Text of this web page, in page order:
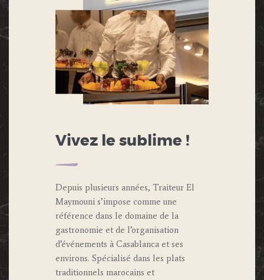
Vivez le sublime !
Depuis plusieurs années, Traiteur El
Maymouni s’impose comme une
référence dans le domaine de la
gastronomie et de l’organisation
d’événements à Casablanca et ses
environs. Spécialisé dans les plats
traditionnels marocains et